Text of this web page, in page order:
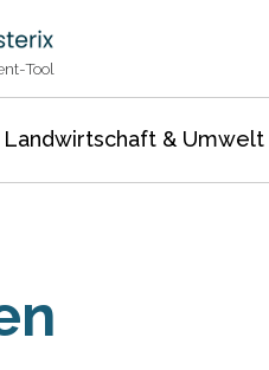
Tool
Landwirtschaft & Umwelt